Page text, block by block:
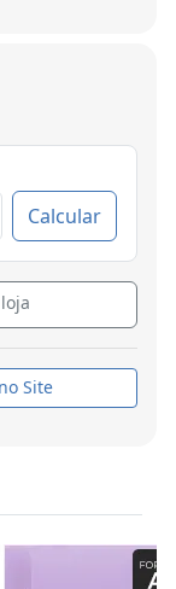
Calcular
Site